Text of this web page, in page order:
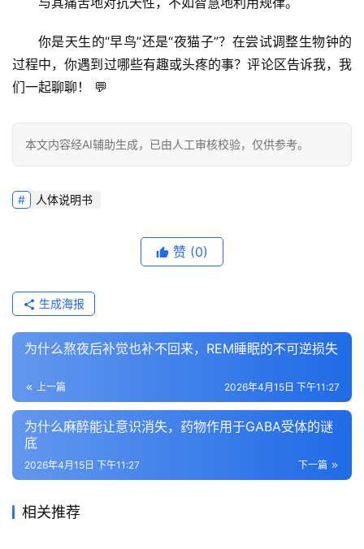
你是天生的“早鸟”还是“夜猫子”？在尝试调整生物钟的
过程中，你遇到过哪些有趣或头疼的事？评论区告诉我，我
们一起聊聊！
💬
本文内容经AI辅助生成，已由人工审核校验，仅供参考。
人体说明书
赞 (0)
生成海报
为什么熬夜后补觉也补不回来，REM睡眠的不可逆损失
上一篇 2026年4月15日 下午11:27
为什么麻醉能让意识消失，药物作用于GABA受体的谜
底
下一篇
2026年4月15日 下午11:27
相关推荐